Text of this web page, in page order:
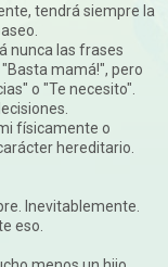
tendrá siempre la
nunca las frases
mamá!", pero
o "Te necesito".
físicamente o
hereditario.
Inevitablemente.
eso.